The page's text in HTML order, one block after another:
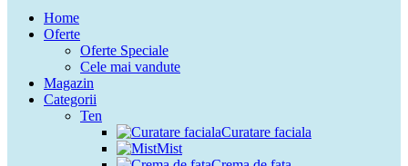
Home
Oferte
Oferte Speciale
Cele mai vandute
Magazin
Categorii
Ten
Curatare faciala
Mist